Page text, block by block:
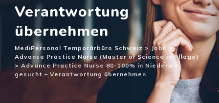
Verantwortung
übernehmen
MediPersonal Temporärbüro Schweiz > Jobs >
Advance Practice Nurse (Master of Science in Pflege)
> Advance Practice Nurse 80-100% in Niederwil
gesucht – Verantwortung übernehmen